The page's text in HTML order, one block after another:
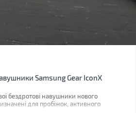
Samsung Gear IconX
бездротові навушники нового
для пробіжок, активного